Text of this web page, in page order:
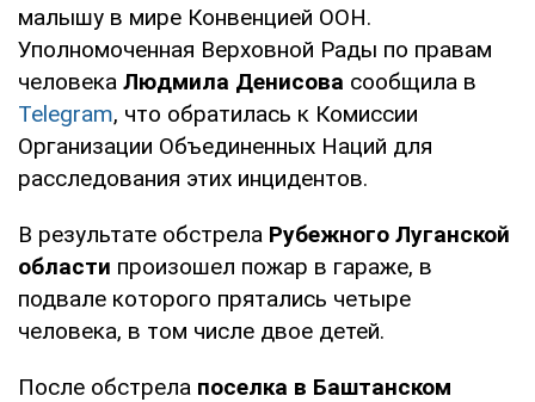
малышу в мире Конвенцией ООН.
Уполномоченная Верховной Рады по правам
человека Людмила Денисова сообщила в
Telegram, что обратилась к Комиссии
Организации Объединенных Наций для
расследования этих инцидентов.
В результате обстрела Рубежного Луганской
области произошел пожар в гараже, в
подвале которого прятались четыре
человека, в том числе двое детей.
После обстрела поселка в Баштанском